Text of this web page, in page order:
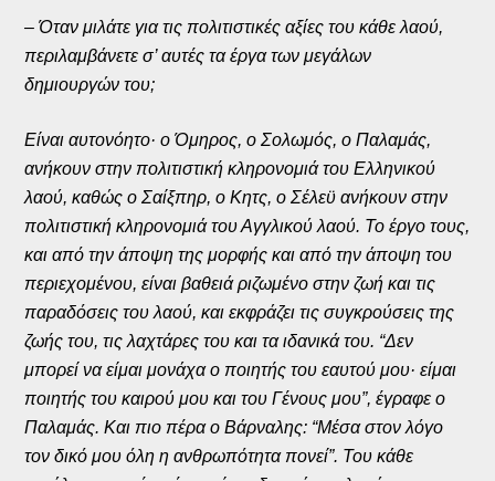
– Όταν μιλάτε για τις πολιτιστικές αξίες του κάθε λαού,
περιλαμβάνετε σ’ αυτές τα έργα των μεγάλων
δημιουργών του;
Είναι αυτονόητο· ο Όμηρος, ο Σολωμός, ο Παλαμάς,
ανήκουν στην πολιτιστική κληρονομιά του Ελληνικού
λαού, καθώς ο Σαίξπηρ, ο Κητς, ο Σέλεϋ ανήκουν στην
πολιτιστική κληρονομιά του Αγγλικού λαού. Το έργο τους,
και από την άποψη της μορφής και από την άποψη του
περιεχομένου, είναι βαθειά ριζωμένο στην ζωή και τις
παραδόσεις του λαού, και εκφράζει τις συγκρούσεις της
ζωής του, τις λαχτάρες του και τα ιδανικά του. “Δεν
μπορεί να είμαι μονάχα ο ποιητής του εαυτού μου· είμαι
ποιητής του καιρού μου και του Γένους μου”, έγραφε ο
Παλαμάς. Και πιο πέρα ο Βάρναλης: “Μέσα στον λόγο
τον δικό μου όλη η ανθρωπότητα πονεί”. Του κάθε